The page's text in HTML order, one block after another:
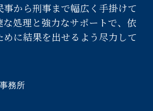
事から刑事まで幅広く手掛けて
な処理と強力なサポートで、依
めに結果を出せるよう尽力して
務所